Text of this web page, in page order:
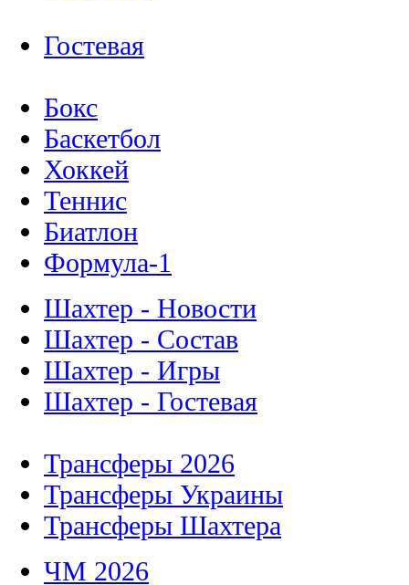
Гостевая
Бокс
Баскетбол
Хоккей
Теннис
Биатлон
Формула-1
Шахтер - Новости
Шахтер - Состав
Шахтер - Игры
Шахтер - Гостевая
Трансферы 2026
Трансферы Украины
Трансферы Шахтера
ЧМ 2026